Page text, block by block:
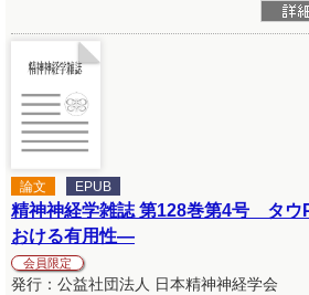
論文 EPUB
精神神経学雑誌 第128巻第4号 タ
おける有用性―
会員限定
発行：公益社団法人 日本精神神経学会